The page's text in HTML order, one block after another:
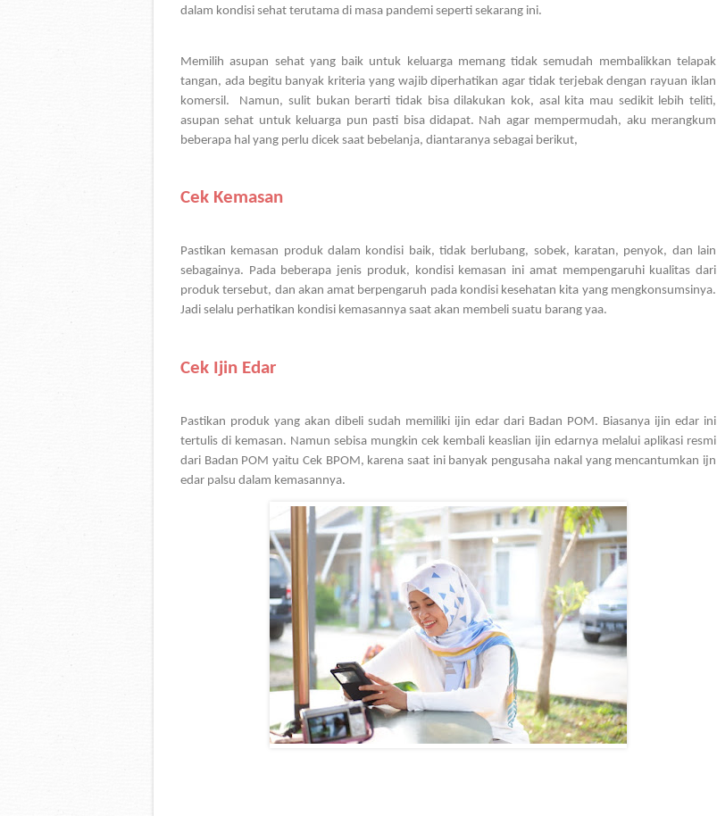
dalam kondisi sehat terutama di masa pandemi seperti sekarang ini.
Memilih asupan sehat yang baik untuk keluarga memang tidak semudah membalikkan telapak
tangan, ada begitu banyak kriteria yang wajib diperhatikan agar tidak terjebak dengan rayuan iklan
komersil.  Namun, sulit bukan berarti tidak bisa dilakukan kok, asal kita mau sedikit lebih teliti,
asupan sehat untuk keluarga pun pasti bisa didapat. Nah agar mempermudah, aku merangkum
beberapa hal yang perlu dicek saat bebelanja, diantaranya sebagai berikut,
Cek Kemasan
Pastikan kemasan produk dalam kondisi baik, tidak berlubang, sobek, karatan, penyok, dan lain
sebagainya. Pada beberapa jenis produk, kondisi kemasan ini amat mempengaruhi kualitas dari
produk tersebut, dan akan amat berpengaruh pada kondisi kesehatan kita yang mengkonsumsinya.
Jadi selalu perhatikan kondisi kemasannya saat akan membeli suatu barang yaa.
Cek Ijin Edar
Pastikan produk yang akan dibeli sudah memiliki ijin edar dari Badan POM. Biasanya ijin edar ini
tertulis di kemasan. Namun sebisa mungkin cek kembali keaslian ijin edarnya melalui aplikasi resmi
dari Badan POM yaitu Cek BPOM, karena saat ini banyak pengusaha nakal yang mencantumkan ijn
edar palsu dalam kemasannya.